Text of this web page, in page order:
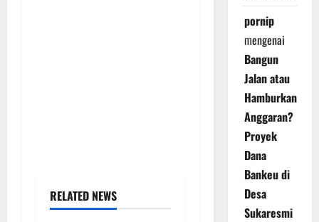
RELATED NEWS
pornip
mengenai
Bangun
Jalan atau
Hamburkan
Anggaran?
Proyek
Dana
Bankeu di
Desa
Sukaresmi